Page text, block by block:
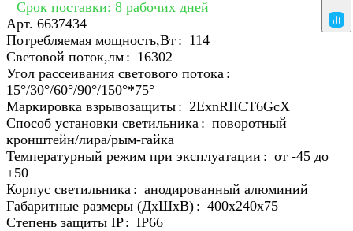
Срок поставки: 8 рабочих дней
Арт. 6637434
Потребляемая мощность,Вт : 114
Световой поток,лм : 16302
Угол рассеивания светового потока :
15°/30°/60°/90°/150°*75°
Маркировка взрывозащиты : 2ЕхnRIICT6GcХ
Способ установки светильника : поворотный
кронштейн/лира/рым-гайка
Температурный режим при эксплуатации : от -45 до
+50
Корпус светильника : анодированный алюминий
Габаритные размеры (ДхШхВ) : 400х240х75
Степень защиты IP : IP66